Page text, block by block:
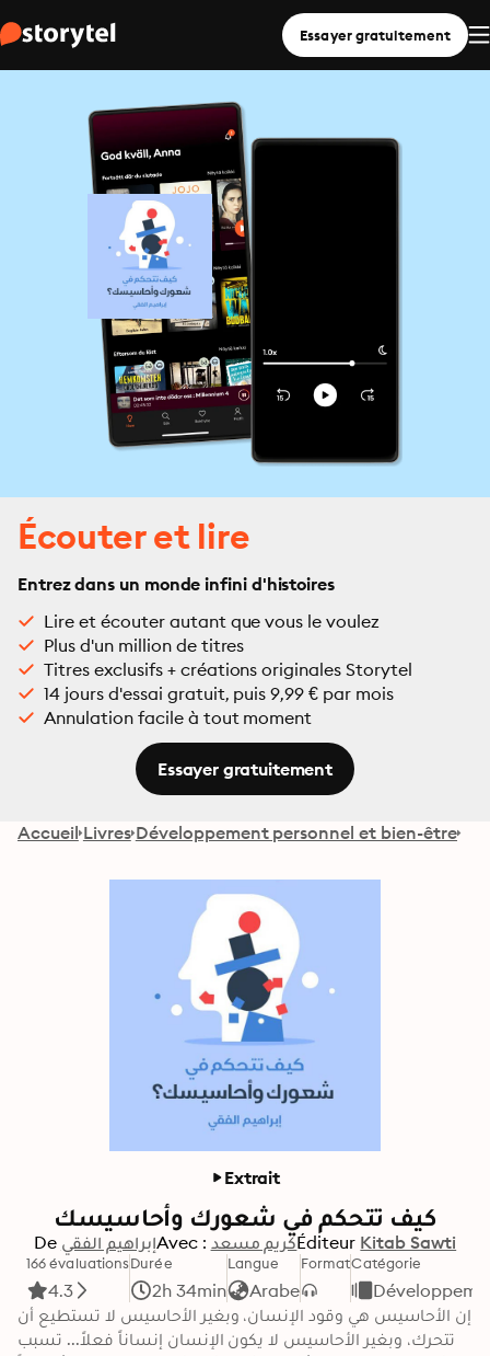
Essayer gratuitement
Écouter et lire
Entrez dans un monde infini d'histoires
Lire et écouter autant que vous le voulez
Plus d'un million de titres
Titres exclusifs + créations originales Storytel
14 jours d'essai gratuit, puis 9,99 € par mois
Annulation facile à tout moment
Essayer gratuitement
Accueil Livres Développement personnel et bien-être
Extrait
كيف تتحكم في شعورك وأحاسيسك
De إبراهيم الفقيAvec : كريم مسعدÉditeur Kitab Sawti
166 évaluations
4.3
Durée
2h 34min
Langue
Arabe
FormatCatégorie
إن الأحاسيس هي وقود الإنسان، وبغير الأحاسيس لا تستطيع أن
تتحرك، وبغير الأحاسيس لا يكون الإنسان إنساناً فعلاً... تسبب